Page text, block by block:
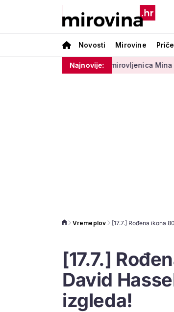
Novosti Mirovine Priče
Najnovije:
Umirovljenica Mina na tržnici
Vremeplov
[17.7.]
David
izgleda!